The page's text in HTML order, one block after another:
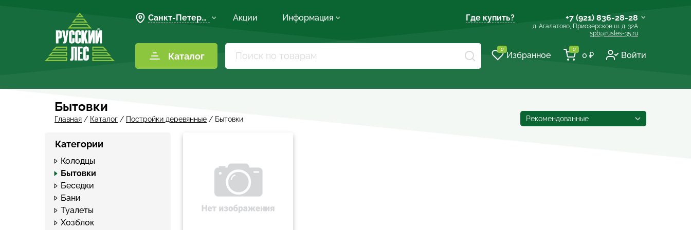
Санкт-Петербург Акции Информация Где купить? +7 (921) 836-28-28
д. Агалатово, Приозерское ш. д. 32А
spb@rusles-35.ru
+7 (903) 684-62-00
+7 (921) 837-16-16
Каталог
0
Избранное
0
0 ₽ Войти
Бытовки
Главная / Каталог / Постройки деревянные / Бытовки Рекомендованные
Категории
Колодцы
Бытовки
Беседки
Бани
Туалеты
Хозблок